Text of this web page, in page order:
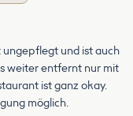
und ist auch
weiter entfernt nur mit
ist ganz okay.
möglich.